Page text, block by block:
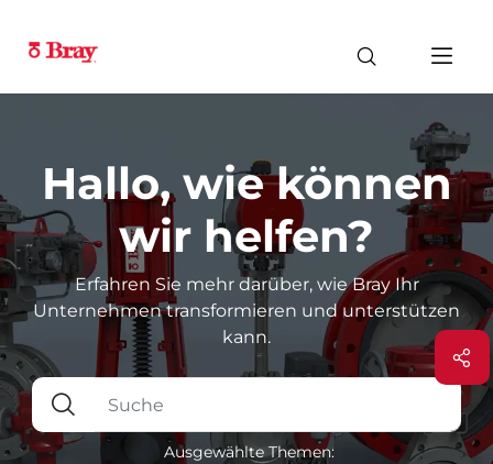
Hallo, wie können
wir helfen?
Erfahren Sie mehr darüber, wie Bray Ihr
Unternehmen transformieren und unterstützen
kann.
Ausgewählte Themen: